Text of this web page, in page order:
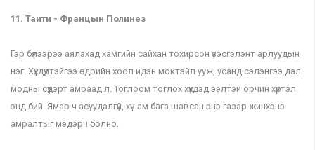
11. Таити - Францын Полинез
Гэр бүлээрээ аялахад хамгийн сайхан тохирсон үзэсгэлэнт арлуудын
нэг. Хүүхдүүдтэйгээ өдрийн хоол идэн моктэйл ууж, усанд сэлэнгээ дал
модны сүүдэрт амраад л. Тоглоом тоглох хүүхдэд ээлтэй орчин хүртэл
энд бий. Ямар ч асуудалгүй, хүн ам бага шавсан энэ газар жинхэнэ
амралтыг мэдэрч болно.